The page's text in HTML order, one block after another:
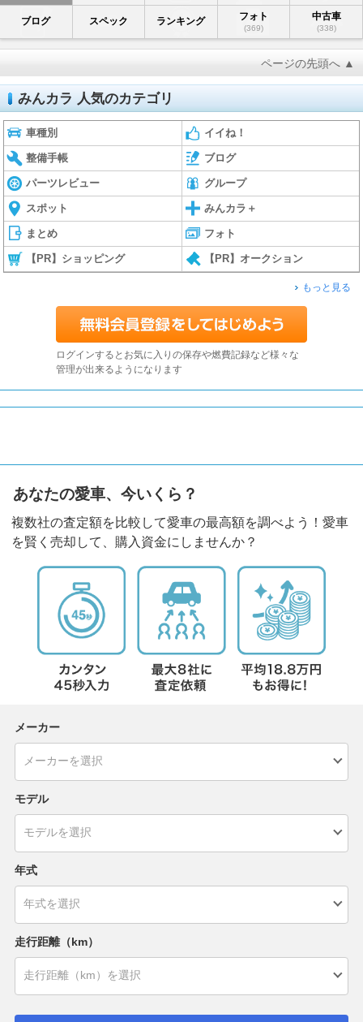
ブログ スペック ランキング フォト
(369)
中古車
(338)
ページの先頭へ ▲
みんカラ 人気のカテゴリ
車種別 イイね！
整備手帳 ブログ
パーツレビュー グループ
スポット みんカラ＋
まとめ フォト
【PR】ショッピング 【PR】オークション
もっと見る
ログインするとお気に入りの保存や燃費記録など様々な
管理が出来るようになります
あなたの愛車、今いくら？
複数社の査定額を比較して愛車の最高額を調べよう！愛車
を賢く売却して、購入資金にしませんか？
メーカー
モデル
年式
走行距離（km）